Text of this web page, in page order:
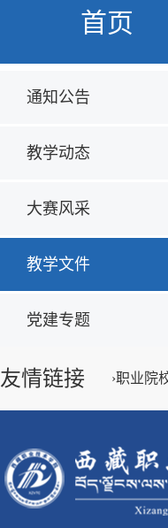
首页
通知公告
教学动态
大赛风采
教学文件
党建专题
友情链接 ›职业院